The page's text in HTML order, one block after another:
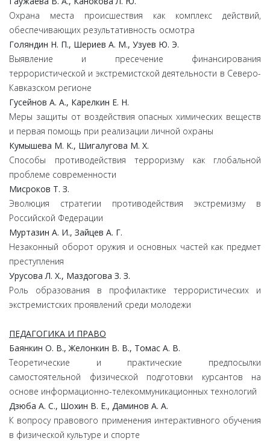
Охрана места происшествия как комплекс действий,
обеспечивающих результативность осмотра
Голяндин Н. П., Шериев А. М., Узуев Ю. Э.
Выявление и пресечение финансирования
террористической и экстремистской деятельности в Северо-
Кавказском регионе
Гусейнов А. А., Карелкин Е. Н.
Меры защиты от воздействия опасных химических веществ
и первая помощь при реализации личной охраны
Кумышева М. К., Шигалугова М. Х.
Способы противодействия терроризму как глобальной
проблеме современности
Мисроков Т. З.
Эволюция стратегии противодействия экстремизму в
Российской Федерации
Муртазин А. И., Зайцев А. Г.
Незаконный оборот оружия и основных частей как предмет
преступления
Урусова Л. Х., Маздогова З. З.
Роль образования в профилактике террористических и
экстремистских проявлений среди молодежи
ПЕДАГОГИКА И ПРАВО
Баянкин О. В., Желонкин В. В., Томас А. В.
Теоретические и практические предпосылки
самостоятельной физической подготовки курсантов на
основе информационно-телекоммуникационных технологий
Дзюба А. С., Шохин В. Е., Даминов А. А.
К вопросу правового применения интерактивного обучения
в физической культуре и спорте